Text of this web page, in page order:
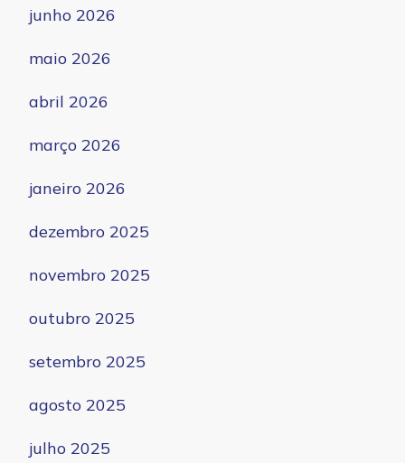
junho 2026
maio 2026
abril 2026
março 2026
janeiro 2026
dezembro 2025
novembro 2025
outubro 2025
setembro 2025
agosto 2025
julho 2025